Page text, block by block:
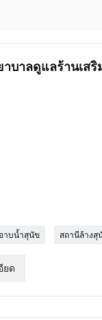
าบาลดูแลร้านเส
าบน้ำสุนัข สถานีล้างสุ
ยด